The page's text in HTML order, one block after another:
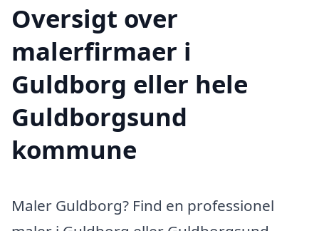
Oversigt over
malerfirmaer i
Guldborg eller hele
Guldborgsund
kommune
Maler Guldborg? Find en professionel